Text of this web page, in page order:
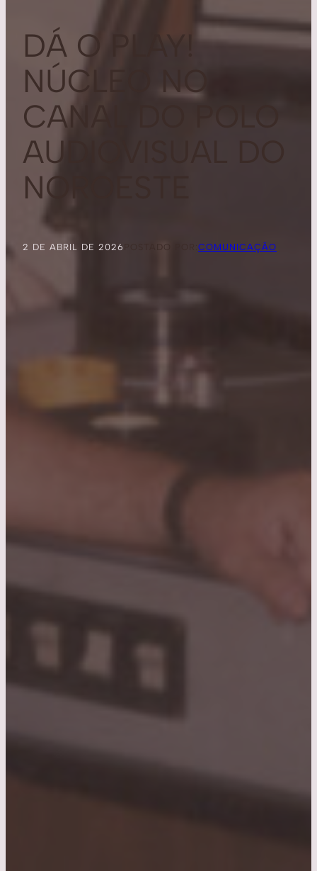
DÁ O PLAY!
NÚCLEO NO
CANAL DO POLO
AUDIOVISUAL DO
NOROESTE
2 DE ABRIL DE 2026 POSTADO POR: COMUNICAÇÃO